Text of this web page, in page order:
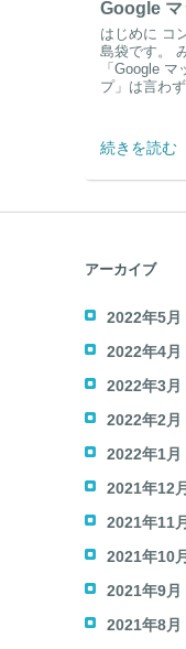
はじめに コ
島袋です。
「Google
プ」は言わ
続きを読む
アーカイブ
2022年5月
2022年4月
2022年3月
2022年2月
2022年1月
2021年12月
2021年11月
2021年10月
2021年9月
2021年8月